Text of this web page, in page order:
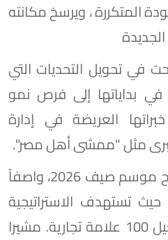
المتكررة ، ويرسخ مكانته
في تحويل التحديات التي
في بداياتها إلى فرص نمو
العريضة في إدارة
مثل "ممشى أهل مصر".
وكشف ميتري عن ملامح موسم صيف 2026، واصفاً
حيث تستهدف الاستراتيجية
الحالية الوصول إلى تشغيل 100 علامة تجارية. مشيرا